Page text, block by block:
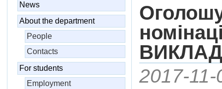
News
About the department
People
Contacts
For students
Employment
2017-11-